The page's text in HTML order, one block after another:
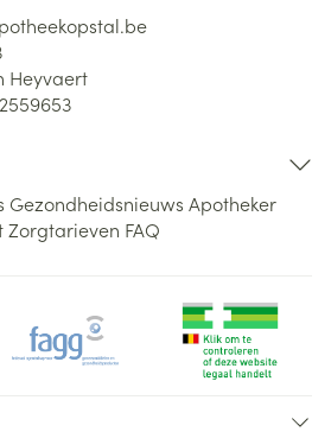
Heyvaert
Gezondheidsnieuws Apotheker
Zorgtarieven FAQ